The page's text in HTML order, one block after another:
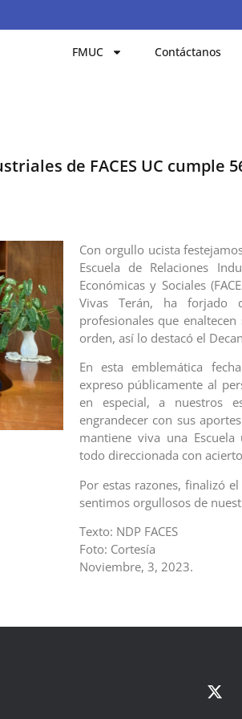
FMUC Contáctanos
de FACES UC
Con orgullo ucista
Escuela de Relaciones
Económicas y Sociales
Vivas Terán, ha forjado
profesionales que
orden, así lo destacó el
En esta emblemática
expreso públicamente al
en especial, a nuestros
engrandecer con sus
mantiene viva una
todo direccionada con
Por estas razones, finalizó
sentimos orgullosos de
Texto: NDP FACES
Foto: Cortesía
Noviembre, 3, 2023.